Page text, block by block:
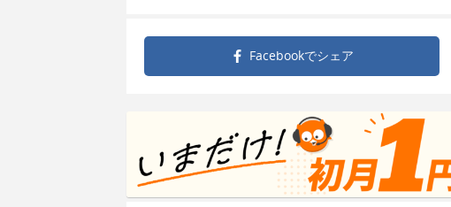
Facebookでシェア